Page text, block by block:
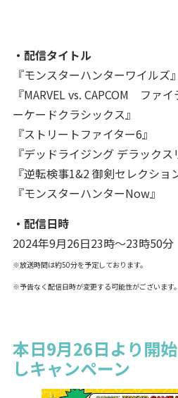
・配信タイトル
『モンスターハンターワイルズ』
『MARVEL vs. CAPCOM ファ
ーケードクラシックス』
『ストリートファイター6』
『デッドライジング デラックス
『逆転検事1&2 御剣セレクショ
『モンスターハンターNow』
・配信日時
2024年9月26日23時～23時50分
※放送時間は約50分を予定しております。
※予告なく配信日時が変更する可能性がございます。
本日9月26日より開
しキャンペーン